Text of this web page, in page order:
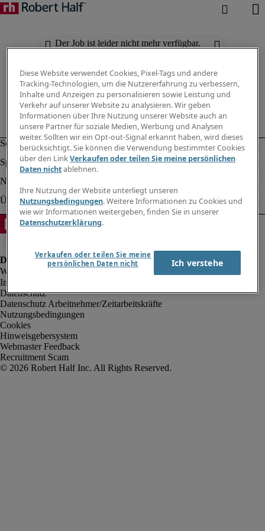
Der Job ist leider nicht mehr verfügbar.
Impressum
Datenschutz
Datenschutz Arbeitnehmer/Zeitarbeitskräfte
Nutzungsbedingungen
Cookies
Hinweisgebersystem
Webmaster Feedback
Recruitment Scam
Diese Website verwendet Cookies, Pixel-Tags und andere
Tracking-Technologien, um die Nutzererfahrung zu verbessern,
Inhalte und Anzeigen zu personalisieren sowie Leistung und
Verkehr auf unserer Website zu analysieren. Wir geben
Informationen über Ihre Nutzung unserer Website auch an
unsere Partner für soziale Medien, Werbung und Analysen
weiter. Sollten wir ein Opt-out-Signal erkannt haben, wird dieses
berücksichtigt. Sie können die Verwendung bestimmter Cookies
über den LinkVerkaufen oder teilen Sie meine persönlichen
Daten nichtablehnen.
Ihre Nutzung der Website unterliegt unseren
Nutzungsbedingungen. Weitere Informationen zu Cookies und
wie wir Informationen weitergeben, finden Sie in unserer
Datenschutzerklärung.
Verkaufen oder teilen Sie meine
persönlichen Daten nicht
Ich verstehe